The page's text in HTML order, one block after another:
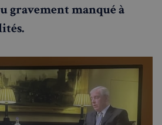
gravement manqué à